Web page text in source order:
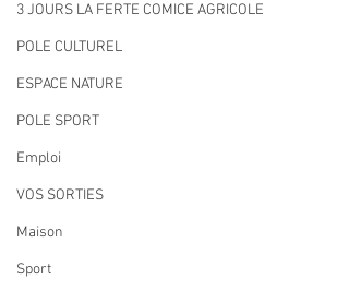
3 JOURS LA FERTE COMICE AGRICOLE
POLE CULTUREL
ESPACE NATURE
POLE SPORT
Emploi
VOS SORTIES
Maison
Sport